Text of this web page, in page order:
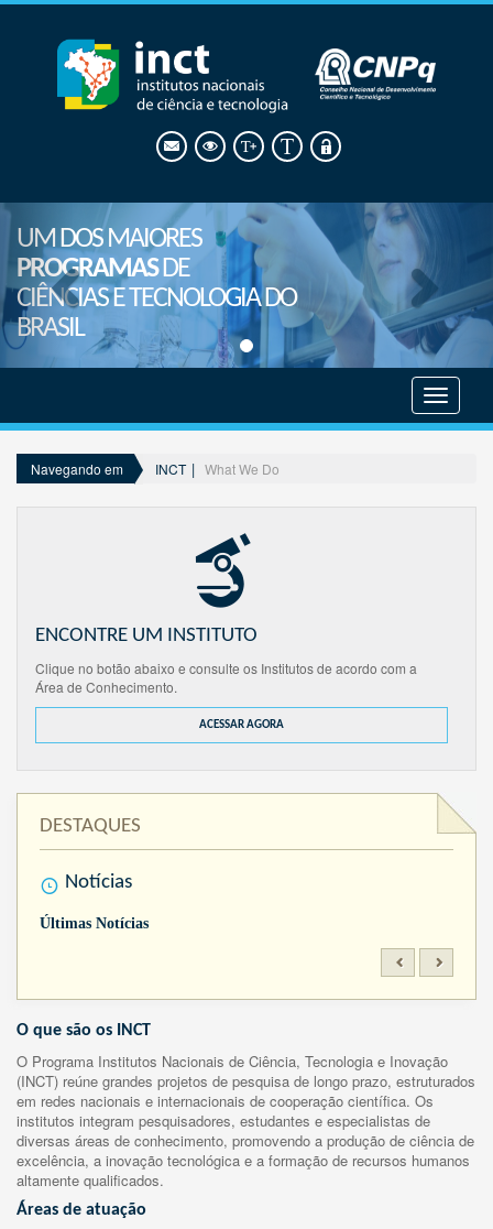
UM DOS MAIORES
PROGRAMASDE
CIÊNCIAS E TECNOLOGIA DO
BRASIL
menu
Navegando em INCT What We Do
ENCONTRE UM INSTITUTO
Clique no botão abaixo e consulte os Institutos de acordo com a
Área de Conhecimento.
ACESSAR AGORA
DESTAQUES
Notícias
Últimas Notícias
O que são os INCT
O Programa Institutos Nacionais de Ciência, Tecnologia e Inovação
(INCT) reúne grandes projetos de pesquisa de longo prazo, estruturados
em redes nacionais e internacionais de cooperação científica. Os
institutos integram pesquisadores, estudantes e especialistas de
diversas áreas de conhecimento, promovendo a produção de ciência de
excelência, a inovação tecnológica e a formação de recursos humanos
altamente qualificados.
Áreas de atuação